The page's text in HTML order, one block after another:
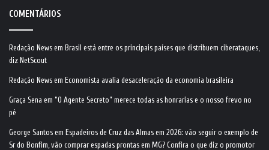
COMENTÁRIOS
Redação News em Brasil está entre os principais países que distribuem ciberataques,
diz NetScout
Redação News em Economista avalia desaceleração da economia brasileira
Graça Sena em “O Agente Secreto” merece todas as honrarias e o nosso frevo no
pé
George Santos em Espadeiros de Cruz das Almas em 2026: vão seguir o exemplo de
Sr do Bonfim, vão comprar espadas prontas em MG? Confira o que diz o promotor